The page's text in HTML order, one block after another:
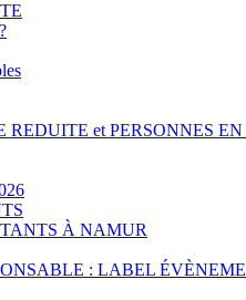
REDUITE et PERSONNES
À NAMUR
: LABEL